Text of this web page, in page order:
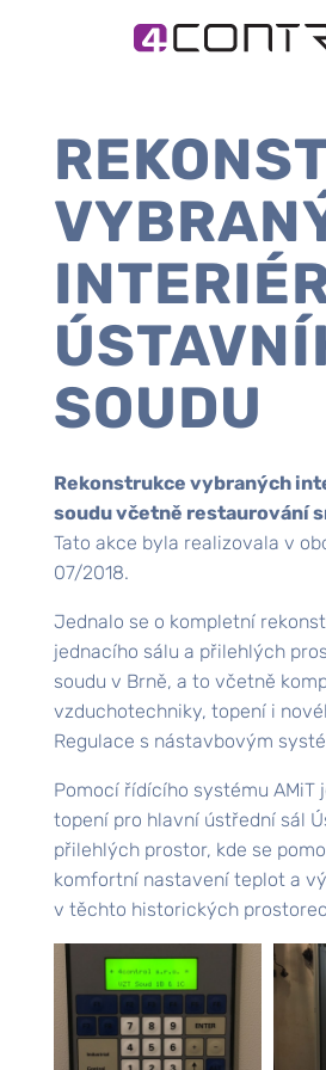
SOUDU
Rekonstrukce vybraných
soudu včetně restaurování
Tato akce byla realizovala v
07/2018.
Jednalo se o kompletní
jednacího sálu a přilehlých
soudu v Brně, a to včetně
vzduchotechniky, topení i
Regulace s nástavbovým
Pomocí řídícího systému AMiT
topení pro hlavní ústřední sál
přilehlých prostor, kde se
komfortní nastavení teplot a
v těchto historických